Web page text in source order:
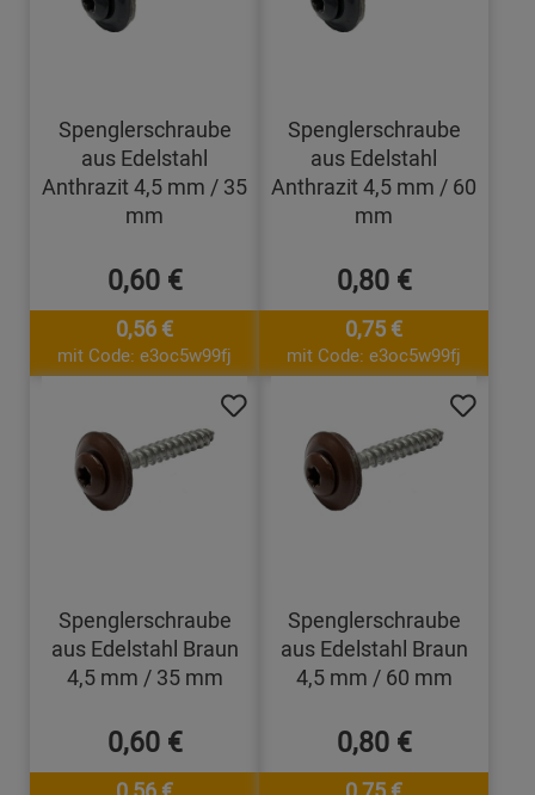
Spenglerschraube
aus Edelstahl
Anthrazit 4,5 mm / 35
mm
0,60 €
0,56 €
mit Code: e3oc5w99fj
Spenglerschraube
aus Edelstahl
Anthrazit 4,5 mm / 60
mm
0,80 €
0,75 €
mit Code: e3oc5w99fj
Spenglerschraube
aus Edelstahl Braun
4,5 mm / 35 mm
0,60 €
Spenglerschraube
aus Edelstahl Braun
4,5 mm / 60 mm
0,80 €